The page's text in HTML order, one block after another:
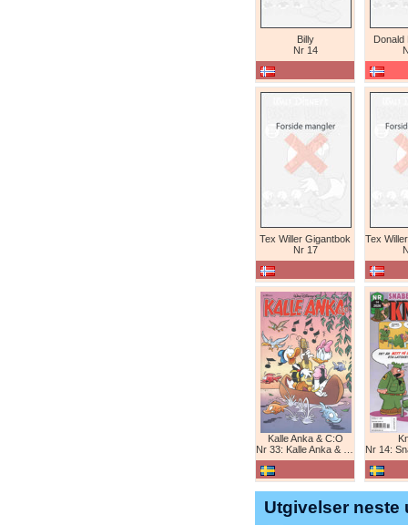
Billy
Nr 14
Donald
Tex Willer Gigantbok
Nr 17
Kalle Anka & C:O
Nr 33: Kalle Anka & C:O
Nr 14:
Utgivelser neste